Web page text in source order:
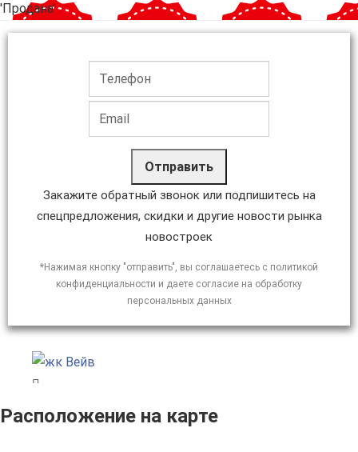
'Продана'
Отправить
Закажите обратный звонок или подпишитесь на
спецпредложения, скидки и другие новости рынка
новостроек
*Нажимая кнопку "отправить", вы соглашаетесь с политикой
конфиденциальности и даете согласие на обработку
персональных данных
Расположение на карте